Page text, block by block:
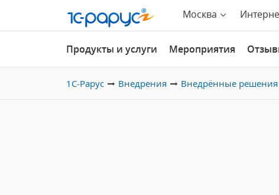
Москва
Продукты и услуги Мероприятия
1С-Рарус Внедрения Внедрённые решения